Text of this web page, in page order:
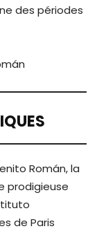
des périodes
Román, la
prodigieuse
de Paris